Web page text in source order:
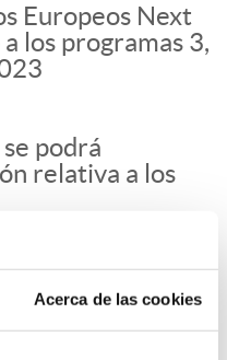
Acerca de las cookies
Europeos Next
los programas 3,
podrá
relativa a los
servicio
edificios-
prtr